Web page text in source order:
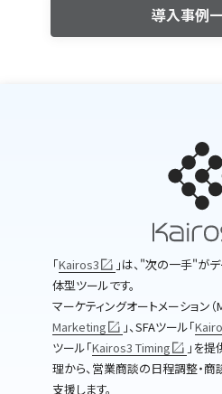
導入事例
｢Kairos3
｣は、"次の一手"が
体型ツールです。
マーケティングオートメーション（
Marketing
｣、SFAツール｢
ツール｢Kairos3 Timing
｣を提
理から、営業商談の日程調整・商
支援します。